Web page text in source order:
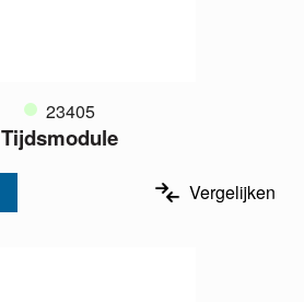
23405
Tijdsmodule
Vergelijken